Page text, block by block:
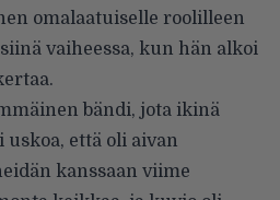
omalaatuiselle roolilleen
vaiheessa, kun hän alkoi
bändi, jota ikinä
että oli aivan
kanssaan viime